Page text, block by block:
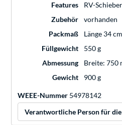
Features
RV-
Zubehör
vorhanden
Packmaß
Länge 34
Füllgewicht
550 g
Abmessung
Breite: 750
Gewicht
900 g
WEEE-Nummer 54978142
Verantwortliche Person für die